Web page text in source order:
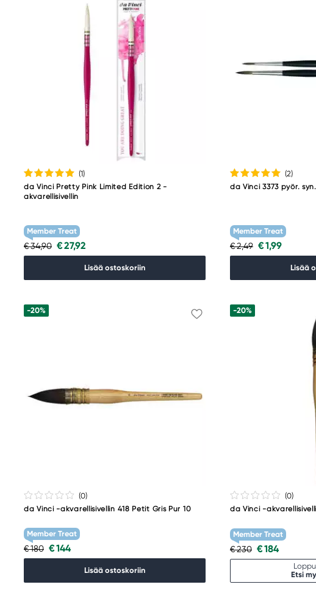
(1)
da Vinci Pretty Pink Limited Edition 2 -
akvarellisivellin
Member Treat
€ 34,90 € 27,92
Lisää ostoskoriin
(2)
da Vinci 3373 pyör.
Member Treat
€ 2,49 € 1,99
Lisää
-20%
(0)
da Vinci -akvarellisivellin 418 Petit Gris Pur 10
Member Treat
€ 180 € 144
Lisää ostoskoriin
-20%
(0)
da Vinci -
Member Treat
€ 230 € 184
Etsi